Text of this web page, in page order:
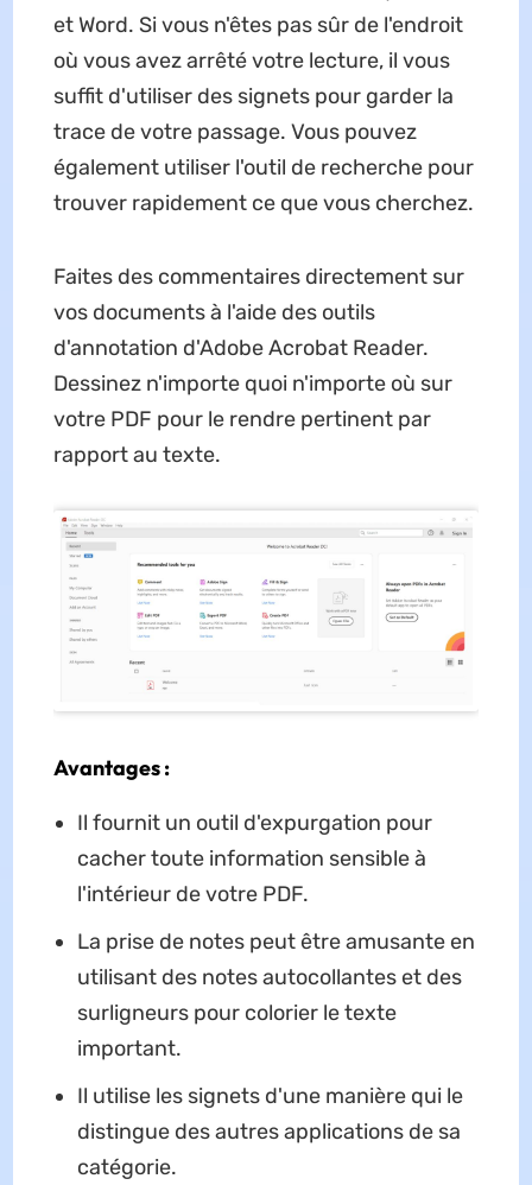
et Word. Si vous n'êtes pas sûr de l'endroit
où vous avez arrêté votre lecture, il vous
suffit d'utiliser des signets pour garder la
trace de votre passage. Vous pouvez
également utiliser l'outil de recherche pour
trouver rapidement ce que vous cherchez.
Faites des commentaires directement sur
vos documents à l'aide des outils
d'annotation d'Adobe Acrobat Reader.
Dessinez n'importe quoi n'importe où sur
votre PDF pour le rendre pertinent par
rapport au texte.
Avantages :
Il fournit un outil d'expurgation pour
cacher toute information sensible à
l'intérieur de votre PDF.
La prise de notes peut être amusante en
utilisant des notes autocollantes et des
surligneurs pour colorier le texte
important.
Il utilise les signets d'une manière qui le
distingue des autres applications de sa
catégorie.